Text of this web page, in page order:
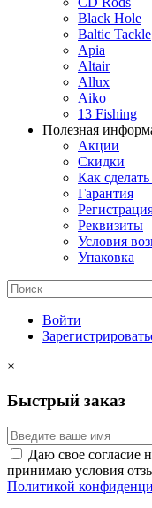
Black Hole
Baltic Tackle
Apia
Altair
Allux
Aiko
13 Fishing
Полезная
Акции
Скидки
Как
Гарантия
Реквизиты
Условия
Упаковка
Войти
×
Быстрый заказ
Даю свое согласие
принимаю условия
Политикой